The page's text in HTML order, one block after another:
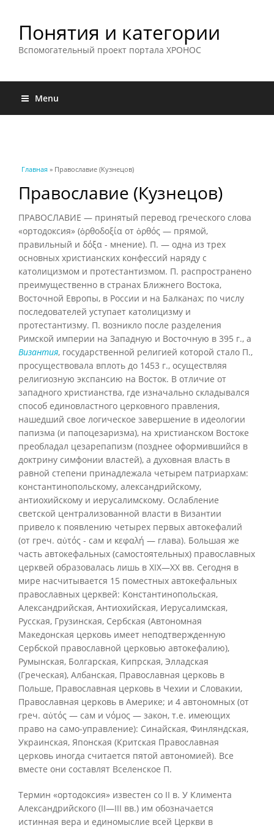
Понятия и категории
Вспомогательный проект портала ХРОНОС
Menu
Вы здесь
Главная » Православие (Кузнецов)
Православие (Кузнецов)
ПРАВОСЛАВИЕ — принятый перевод греческого слова
«ортодоксия» (ὀρθοδοξία от ὀρθός — прямой,
правильный и δόξα - мнение). П. — одна из трех
основных христианских конфессий наряду с
католицизмом и протестантизмом. П. распространено
преимущественно в странах Ближнего Востока,
Восточной Европы, в России и на Балканах; по числу
последователей уступает католицизму и
протестантизму. П. возникло после разделения
Римской империи на Западную и Восточную в 395 г., а
Византия, государственной религией которой стало П.,
просуществовала вплоть до 1453 г., осуществляя
религиозную экспансию на Восток. В отличие от
западного христианства, где изначально складывался
способ единовластного церковного правления,
нашедший свое логическое завершение в идеологии
папизма (и папоцезаризма), на христианском Востоке
преобладал цезарепапизм (позднее оформившийся в
доктрину симфонии властей), а духовная власть в
равной степени принадлежала четырем патриархам:
константинопольскому, александрийскому,
антиохийскому и иерусалимскому. Ослабление
светской централизованной власти в Византии
привело к появлению четырех первых автокефалий
(от греч. αὐτός - сам и κεφαλή — глава). Большая же
часть автокефальных (самостоятельных) православных
церквей образовалась лишь в XIX—XX вв. Сегодня в
мире насчитывается 15 поместных автокефальных
православных церквей: Константинопольская,
Александрийская, Антиохийская, Иерусалимская,
Русская, Грузинская, Сербская (Автономная
Македонская церковь имеет неподтвержденную
Сербской православной церковью автокефалию),
Румынская, Болгарская, Кипрская, Элладская
(Греческая), Албанская, Православная церковь в
Польше, Православная церковь в Чехии и Словакии,
Православная церковь в Америке; и 4 автономных (от
греч. αὐτός — сам и νόμος — закон, т.е. имеющих
право на само-управление): Синайская, Финляндская,
Украинская, Японская (Критская Православная
церковь иногда считается пятой автономией). Все
вместе они составлят Вселенское П.
Термин «ортодоксия» известен со II в. У Климента
Александрийского (II—III вв.) им обозначается
истинная вера и единомыслие всей Церкви в